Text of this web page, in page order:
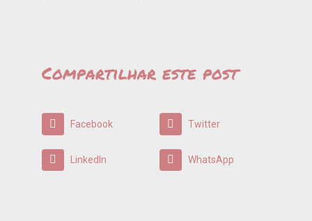
Compartilhar este post
Facebook Twitter
LinkedIn WhatsApp